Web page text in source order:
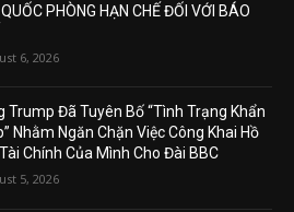
PHÒNG HẠN CHẾ ĐỐI VỚI BÁO
6, 2026
Trump Đã Tuyên Bố “Tình Trạng Khẩn
Nhằm Ngăn Chặn Việc Công Khai Hồ
Chính Của Mình Cho Đài BBC
5, 2026